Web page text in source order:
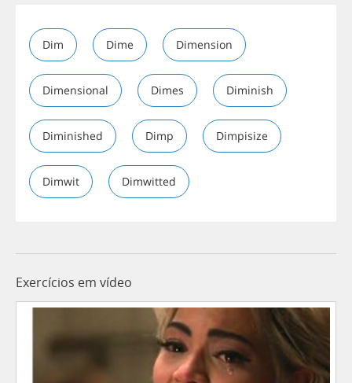
Dim Dime Dimension
Dimensional Dimes Diminish
Diminished Dimp Dimpisize
Dimwit Dimwitted
Exercícios em vídeo